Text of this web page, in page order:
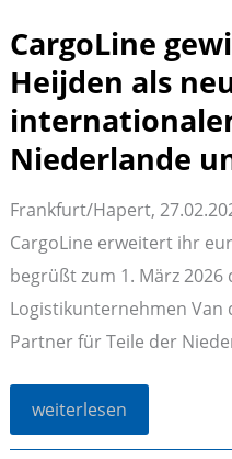
internationaler
Partner
CargoLine
Heijden als
Niederlande
Frankfurt/Hapert,
CargoLine erweitert ihr
begrüßt zum 1. März
Logistikunternehmen Van
Partner für Teile der
CargoLine
Van
weiterlesen